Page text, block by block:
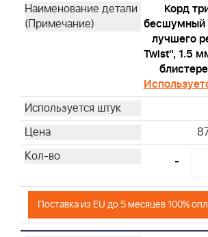
Корд
бесшумный
лучшего
Twist", 1.5
-
Поставка из EU до 5 месяцев 100%